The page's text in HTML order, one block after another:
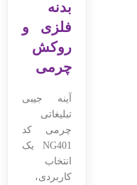
بدنه
فلزی و
روکش
چرمی
آینه جیبی
تبلیغاتی
چرمی کد
NG401 یک
انتخاب
کاربردی،